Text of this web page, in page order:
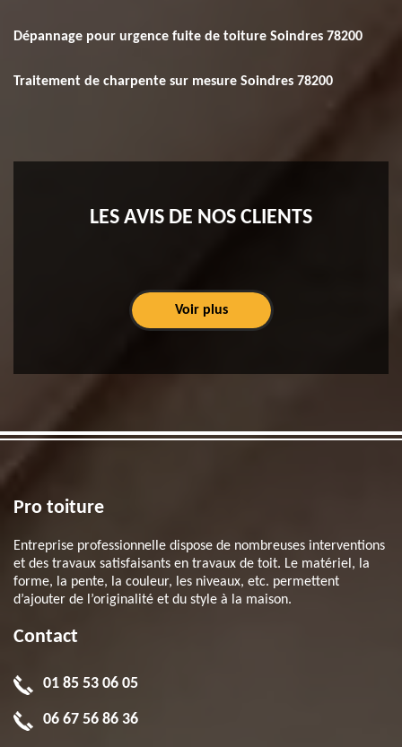
Dépannage pour urgence fuite de toiture Soindres 78200
Traitement de charpente sur mesure Soindres 78200
LES AVIS DE NOS CLIENTS
Voir plus
Pro toiture
Entreprise professionnelle dispose de nombreuses interventions
et des travaux satisfaisants en travaux de toit. Le matériel, la
forme, la pente, la couleur, les niveaux, etc. permettent
d’ajouter de l’originalité et du style à la maison.
Contact
01 85 53 06 05
06 67 56 86 36